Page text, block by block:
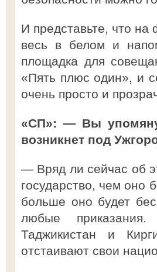
И представьте, что
весь в белом и
площадка для
«Пять плюс один», и
очень просто и
«СП»: — Вы
возникнет под
— Вряд ли сейчас об
государство, чем оно
больше оно будет
любые
Таджикистан и
отстаивают свои